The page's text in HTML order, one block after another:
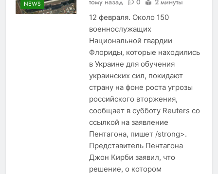
NEWS
12 февраля. Около 150
военнослужащих
Национальной гвардии
Флориды, которые находились
в Украине для обучения
украинских сил, покидают
страну на фоне роста угрозы
российского вторжения,
сообщает в субботу Reuters со
ссылкой на заявление
Пентагона, пишет /strong>.
Представитель Пентагона
Джон Кирби заявил, что
решение, о котором